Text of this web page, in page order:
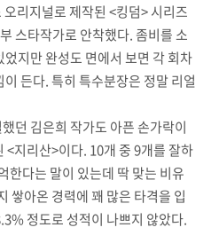
리지널로 제작된 <킹덤> 시리즈
스타작가로 안착했다. 좀비를 소
지만 완성도 면에서 보면 각 회차
든다. 특히 특수분장은 정말 리얼
던 김은희 작가도 아픈 손가락이
지리산>이다. 10개 중 9개를 잘하
한다는 말이 있는데 딱 맞는 비유
쌓아온 경력에 꽤 많은 타격을 입
정도로 성적이 나쁘지 않았다.